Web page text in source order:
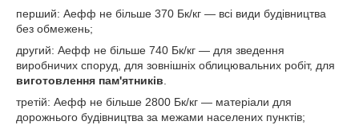
перший: Аефф не більше 370 Бк/кг — всі види будівництва
без обмежень;
другий: Аефф не більше 740 Бк/кг — для зведення
виробничих споруд, для зовнішніх облицювальних робіт, для
виготовлення пам'ятників
третій: Аефф не більше 2800 Бк/кг — матеріали для
дорожнього будівництва за межами населених пунктів;